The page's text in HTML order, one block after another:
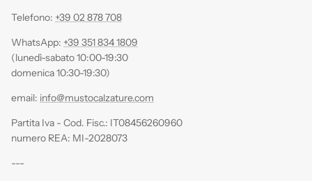
Telefono: +39 02 878 708
WhatsApp: +39 351 834 1809
(lunedì-sabato 10:00-19:30
domenica 10:30-19:30)
email: info@mustocalzature.com
Partita Iva - Cod. Fisc.: IT08456260960
numero REA: MI-2028073
---